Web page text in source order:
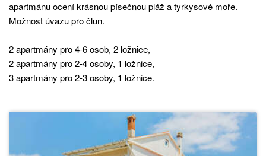
apartmánu ocení krásnou písečnou pláž a tyrkysové moře.
Možnost úvazu pro člun.
2 apartmány pro 4-6 osob, 2 ložnice,
2 apartmány pro 2-4 osoby, 1 ložnice,
3 apartmány pro 2-3 osoby, 1 ložnice.